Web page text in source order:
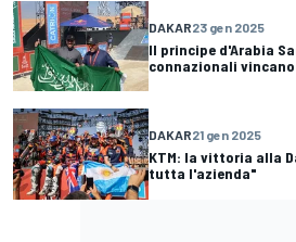
DAKAR23 gen 2025
Il principe d'Arabia
connazionali
DAKAR21 gen 2025
KTM: la vittoria alla
tutta l'azienda"